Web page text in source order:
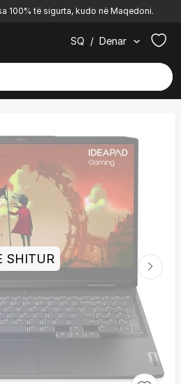
100% të sigurta, kudo në Maqedoni.
SQ / Denar
SHITUR